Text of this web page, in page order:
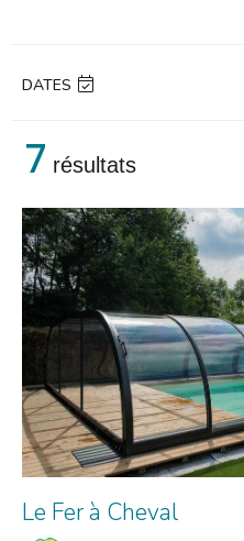
DATES
7 résultats
Le Fer à Cheval